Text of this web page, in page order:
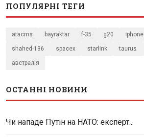
ПОПУЛЯРНІ ТЕГИ
atacms bayraktar f-35 g20 iphone
shahed-136 spacex starlink taurus
австралія
ОСТАННІ НОВИНИ
Чи нападе Путін на НАТО: експерт...